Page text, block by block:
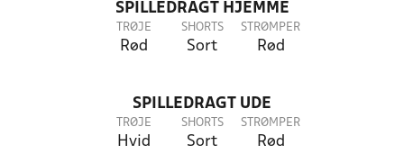
SPILLEDRAGT HJEMME
TRØJE
Rød
SHORTS
Sort
STRØMPER
Rød
SPILLEDRAGT UDE
TRØJE
Hvid
SHORTS
Sort
STRØMPER
Rød